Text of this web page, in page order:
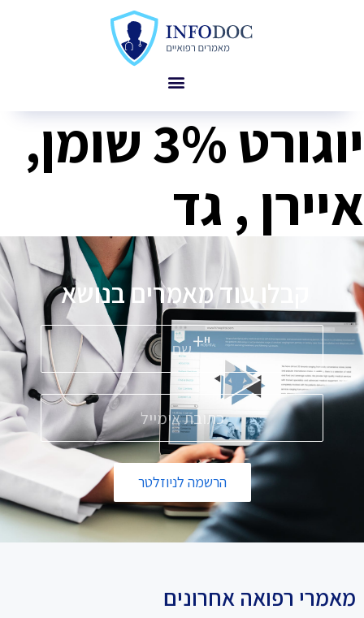
יוגורט 3% שומן,
איירן , גד
קבלו עוד מאמרים בנושאפ
הרשמה לניוזלטר
מאמרי רפואה אחרונים